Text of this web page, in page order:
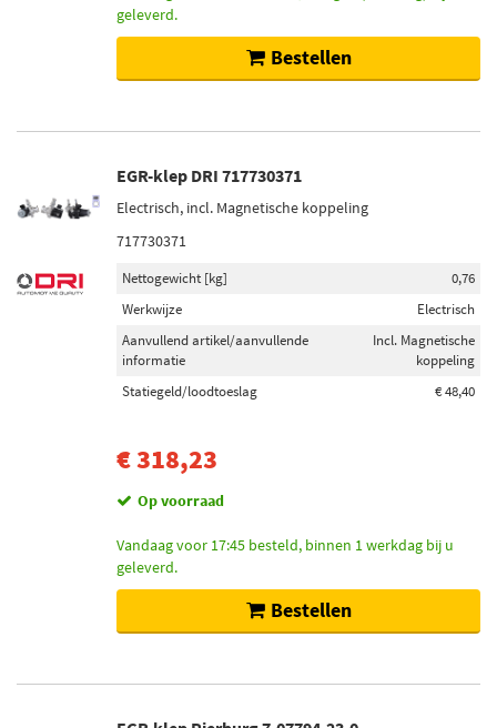
geleverd.
Bestellen
EGR-klep DRI 717730371
Electrisch, incl. Magnetische koppeling
717730371
Nettogewicht [kg]
0,76
Werkwijze
Electrisch
Aanvullend artikel/aanvullende
informatie
Incl. Magnetische
koppeling
Statiegeld/loodtoeslag
€ 48,40
€ 318,23
Op voorraad
Vandaag voor 17:45 besteld, binnen 1 werkdag bij u
geleverd.
Bestellen